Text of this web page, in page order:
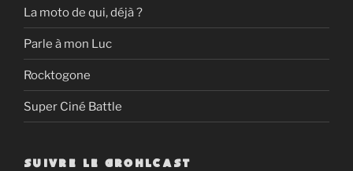
La moto de qui, déjà ?
Parle à mon Luc
Rocktogone
Super Ciné Battle
SUIVRE LE GROHLCAST